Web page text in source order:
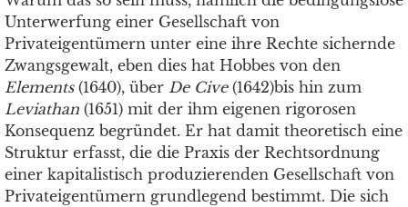
Unterwerfung einer Gesellschaft von
Privateigentümern unter eine ihre Rechte sichernde
Zwangsgewalt, eben dies hat Hobbes von den
Elements(1640), über De Cive (1642)bis hin zum
Leviathan (1651) mit der ihm eigenen rigorosen
Konsequenz begründet. Er hat damit theoretisch eine
Struktur erfasst, die die Praxis der Rechtsordnung
einer kapitalistisch produzierenden Gesellschaft von
Privateigentümern grundlegend bestimmt. Die sich